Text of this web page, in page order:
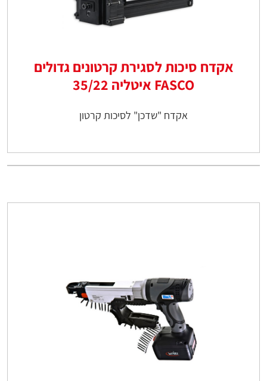
אקדח סיכות לסגירת קרטונים גדולים
FASCO איטליה 35/22
אקדח "שדכן" לסיכות קרטון